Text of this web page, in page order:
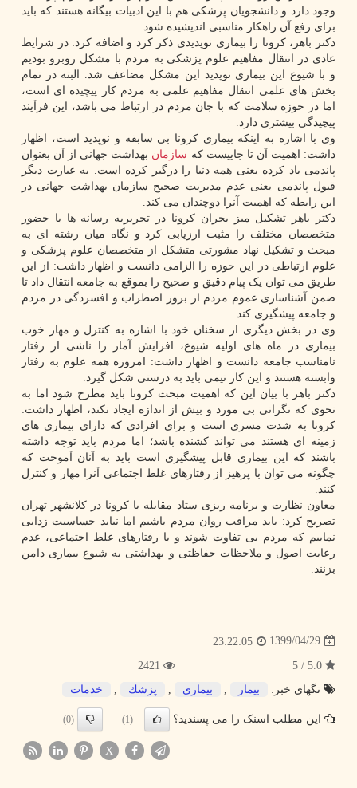
وجود دارد و دانشجویان پزشکی هم با این ادبیات بیگانه هستند که باید
برای رفع آن راهکار مناسبی اندیشیده شود.
دکتر باهر، کرونا را بیماری نوپدیدی ذکر کرد و اضافه کرد: در شرایط
عادی در انتقال مفاهیم علوم پزشکی به مردم با مشکل روبرو بودیم
و با شیوع این بیماری نوپدید این مشکل مضاعف شد. البته در تمام
بخش های علمی انتقال مفاهیم علمی به مردم کار پیچیده ای است،
اما در حوزه سلامت که با جان مردم در ارتباط می باشد، این فرآیند
پیچیدگی بیشتری دارد.
وی با اشاره به اینکه بیماری کرونا بی سابقه و نوپدید است، اظهار
داشت: اهمیت آن تا جاییست که سازمان بهداشت جهانی از آن بعنوان
پاندمی یاد کرده یعنی همه دنیا را درگیر کرده است. به عبارت دیگر
قبول پاندمی یعنی عدم مدیریت صحیح سازمان بهداشت جهانی در
این رابطه که اهمیت آنرا دوچندان می کند.
دکتر باهر تشکیل میز بحران کرونا در تحریریه رسانه ها با حضور
متخصصان مختلف را مثبت ارزیابی کرد و نگاه میان رشته ای به
مبحث و تشکیل نهاد مشورتی متشکل از متخصصان علوم پزشکی و
علوم ارتباطی در این حوزه را الزامی دانست و اظهار داشت: از این
طریق می توان یک پیام دقیق و صحیح را بموقع به جامعه انتقال داد تا
ضمن آشناسازی عموم مردم از بروز اضطراب و افسردگی در مردم
و جامعه پیشگیری کند.
وی در بخش دیگری از سخنان خود با اشاره به کنترل و مهار خوب
بیماری در ماه های اولیه شیوع، افزایش آمار را ناشی از رفتار
نامناسب جامعه دانست و اظهار داشت: امروزه همه علوم به رفتار
وابسته هستند و این کار تیمی باید به درستی شکل گیرد.
دکتر باهر با بیان این که اهمیت مبحث کرونا باید مطرح شود اما به
نحوی که نگرانی بی مورد و بیش از اندازه ایجاد نکند، اظهار داشت:
کرونا به شدت مسری است و برای افرادی که دارای بیماری های
زمینه ای هستند می تواند کشنده باشد؛ اما مردم باید توجه داشته
باشند که این بیماری قابل پیشگیری است باید به آنان آموخت که
چگونه می توان با پرهیز از رفتارهای غلط اجتماعی آنرا مهار و کنترل
کنند.
معاون نظارت و برنامه ریزی ستاد مقابله با کرونا در کلانشهر تهران
تصریح کرد: باید مراقب روان مردم باشیم اما نباید حساسیت زدایی
نماییم که مردم بی تفاوت شوند و با رفتارهای غلط اجتماعی، عدم
رعایت اصول و ملاحظات حفاظتی و بهداشتی به شیوع بیماری دامن
بزنند.
1399/04/29
23:22:05
تگهای خبر:
بیمار , بیماری , پزشك , خدمات
این مطلب اسنک را می پسندید؟ (1)
(0)
X